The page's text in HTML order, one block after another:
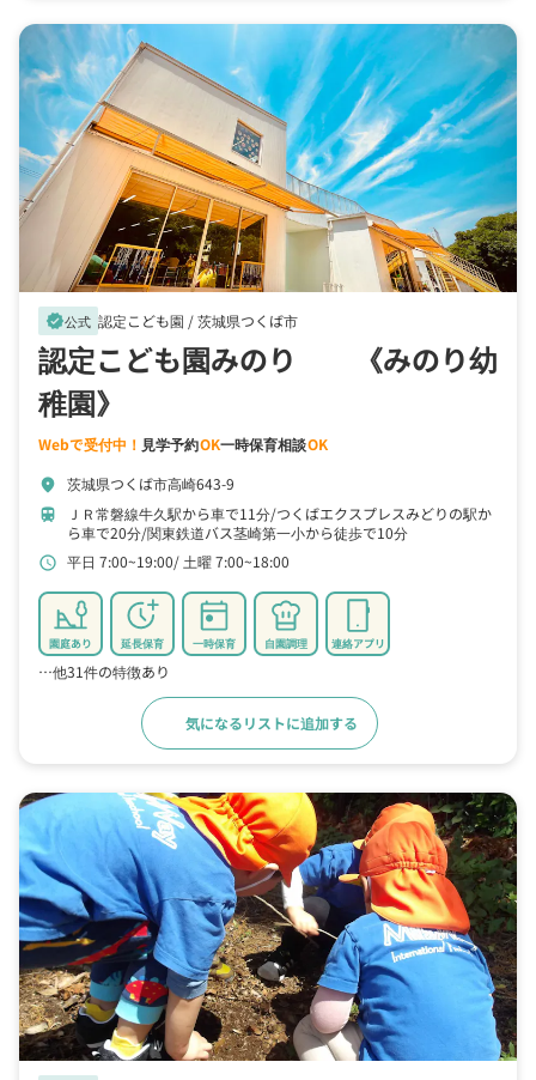
verified公式 認定こども園 /茨城県つくば市
認定こども園みのり 《みのり幼
稚園》
Webで受付中！ 見学予約OK一時保育相談OK
location_on 茨城県つくば市高崎643-9
train ＪＲ常磐線牛久駅から車で11分 つくばエクスプレスみどりの駅か
ら車で20分 関東鉄道バス茎崎第一小から徒歩で10分
schedule 平日 7:00~19:00 土曜 7:00~18:00
園庭あり 延長保育 一時保育 自園調理 連絡アプリ
…他31件の特徴あり
気になるリストに追加する